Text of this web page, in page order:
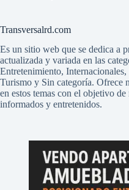
Transversalrd.com
Es un sitio web que se dedica a
actualizada y variada en las
Entretenimiento,
Turismo y Sin categoría. Ofrece
en estos temas con el objetivo de
informados y entretenidos.